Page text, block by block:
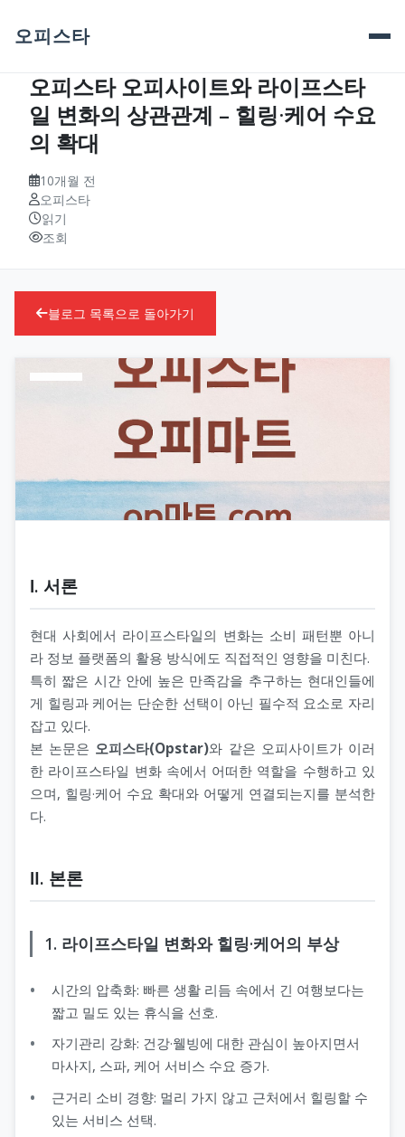
오피스타
오피스타 오피사이트와 라이프스타
일 변화의 상관관계 – 힐링·케어 수요
의 확대
10개월 전
오피스타
읽기
조회
블로그 목록으로 돌아가기
Ⅰ. 서론
현대 사회에서 라이프스타일의 변화는 소비 패턴뿐 아니
라 정보 플랫폼의 활용 방식에도 직접적인 영향을 미친다.
특히 짧은 시간 안에 높은 만족감을 추구하는 현대인들에
게 힐링과 케어는 단순한 선택이 아닌 필수적 요소로 자리
잡고 있다.
본 논문은 오피스타(Opstar)와 같은 오피사이트가 이러
한 라이프스타일 변화 속에서 어떠한 역할을 수행하고 있
으며, 힐링·케어 수요 확대와 어떻게 연결되는지를 분석한
다.
Ⅱ. 본론
1. 라이프스타일 변화와 힐링·케어의 부상
시간의 압축화: 빠른 생활 리듬 속에서 긴 여행보다는
짧고 밀도 있는 휴식을 선호.
자기관리 강화: 건강·웰빙에 대한 관심이 높아지면서
마사지, 스파, 케어 서비스 수요 증가.
근거리 소비 경향: 멀리 가지 않고 근처에서 힐링할 수
있는 서비스 선택.